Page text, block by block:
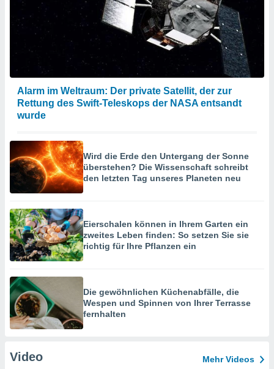
Alarm im Weltraum: Der private Satellit, der zur
Rettung des Swift-Teleskops der NASA entsandt
wurde
Wird die Erde den Untergang der Sonne
überstehen? Die Wissenschaft schreibt
den letzten Tag unseres Planeten neu
Eierschalen können in Ihrem Garten ein
zweites Leben finden: So setzen Sie sie
richtig für Ihre Pflanzen ein
Die gewöhnlichen Küchenabfälle, die
Wespen und Spinnen von Ihrer Terrasse
fernhalten
Video Mehr Videos